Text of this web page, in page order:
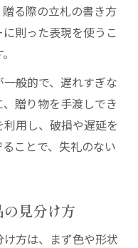
る際の立札の書き方
則った表現を使うこ
般的で、遅れすぎな
贈り物を手渡しでき
用し、破損や遅延を
ことで、失礼のない
見分け方
方は、まず色や形状